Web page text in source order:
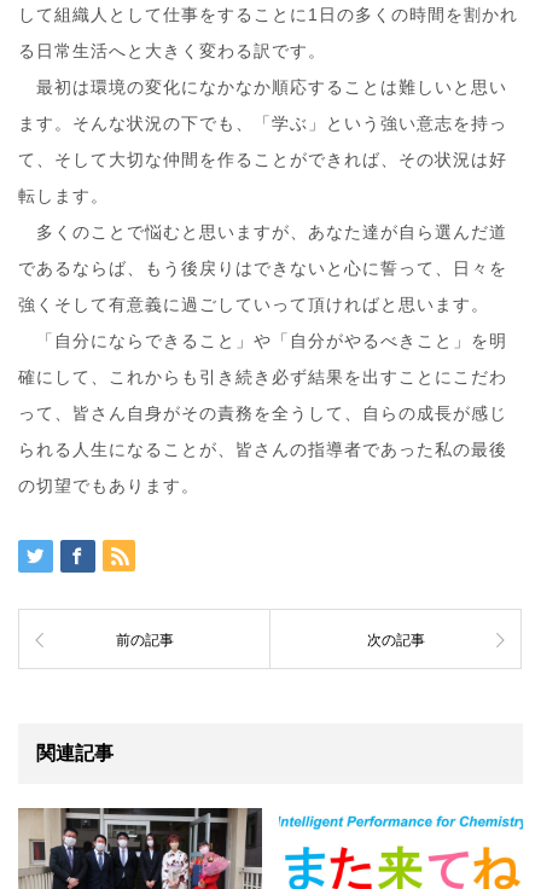
して組織人として仕事をすることに1日の多くの時間を割かれ
る日常生活へと大きく変わる訳です。
最初は環境の変化になかなか順応することは難しいと思い
ます。そんな状況の下でも、「学ぶ」という強い意志を持っ
て、そして大切な仲間を作ることができれば、その状況は好
転します。
多くのことで悩むと思いますが、あなた達が自ら選んだ道
であるならば、もう後戻りはできないと心に誓って、日々を
強くそして有意義に過ごしていって頂ければと思います。
「自分にならできること」や「自分がやるべきこと」を明
確にして、これからも引き続き必ず結果を出すことにこだわ
って、皆さん自身がその責務を全うして、自らの成長が感じ
られる人生になることが、皆さんの指導者であった私の最後
の切望でもあります。
前の記事 次の記事
関連記事